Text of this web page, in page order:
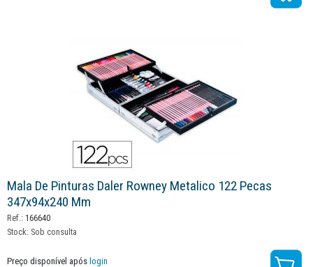
Mala De Pinturas Daler Rowney Metalico 122 Pecas
347x94x240 Mm
Ref.: 166640
Stock: Sob consulta
Preço disponível após login